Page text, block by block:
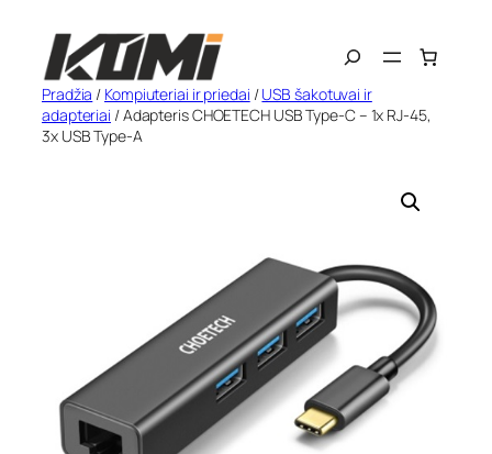
turinio
Search
Pradžia / Kompiuteriai ir priedai /USB šakotuvai ir
adapteriai / Adapteris CHOETECH USB Type-C – 1x RJ-45,
3x USB Type-A